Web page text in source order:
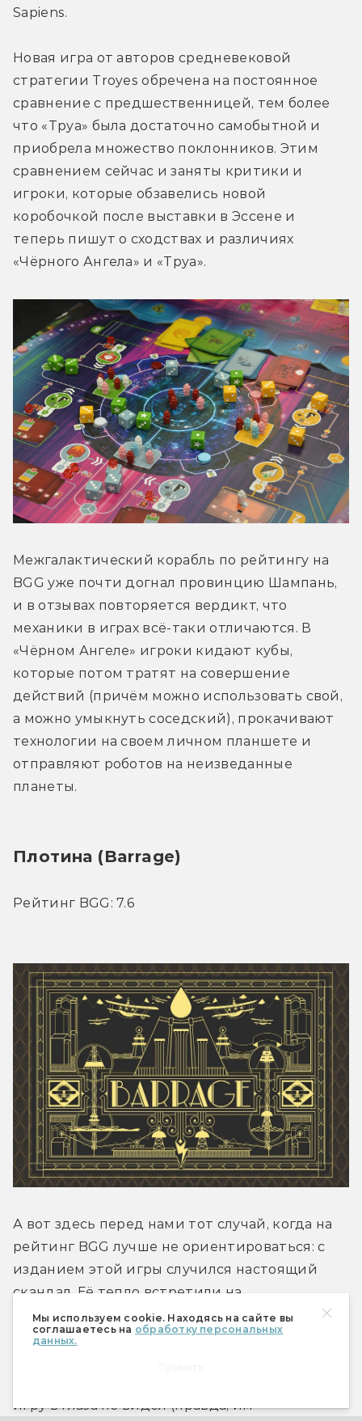
Мы используем cookie. Находясь на сайте вы
соглашаетесь на обработку персональных
данных.
Sapiens.
Новая игра от авторов средневековой
стратегии Troyes обречена на постоянное
сравнение с предшественницей, тем более
что «Труа» была достаточно самобытной и
приобрела множество поклонников. Этим
сравнением сейчас и заняты критики и
игроки, которые обзавелись новой
коробочкой после выставки в Эссене и
теперь пишут о сходствах и различиях
«Чёрного Ангела» и «Труа».
Межгалактический корабль по рейтингу на
BGG уже почти догнал провинцию Шампань,
и в отзывах повторяется вердикт, что
механики в играх всё-таки отличаются. В
«Чёрном Ангеле» игроки кидают кубы,
которые потом тратят на совершение
действий (причём можно использовать свой,
а можно умыкнуть соседский), прокачивают
технологии на своем личном планшете и
отправляют роботов на неизведанные
планеты.
Плотина (Barrage)
Рейтинг BGG: 7.6
А вот здесь перед нами тот случай, когда на
рейтинг BGG лучше не ориентироваться: с
изданием этой игры случился настоящий
скандал. Её тепло встретили на
«Кикстартере», но, получив первые копии,
бекеры ужаснулись очень низкому качеству
игру в глаза не видел (правда, им